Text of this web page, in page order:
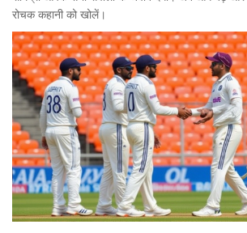
रोचक कहानी को खोलें।